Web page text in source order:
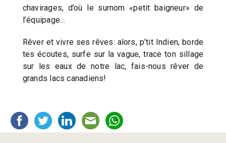
chavirages, d’où le surnom «petit baigneur» de
l’équipage…
Rêver et vivre ses rêves: alors, p’tit Indien, borde
tes écoutes, surfe sur la vague, trace ton sillage
sur les eaux de notre lac, fais-nous rêver de
grands lacs canadiens!